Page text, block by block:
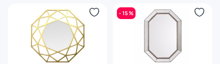
- 15 %